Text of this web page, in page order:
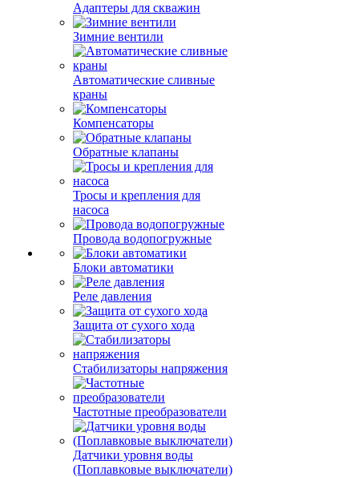
Адаптеры для скважин
Зимние вентили
Автоматические сливные
краны
Компенсаторы
Обратные клапаны
Тросы и крепления для
насоса
Провода водопогружные
Блоки автоматики
Реле давления
Защита от сухого хода
Стабилизаторы напряжения
Частотные преобразователи
Датчики уровня воды
(Поплавковые выключатели)